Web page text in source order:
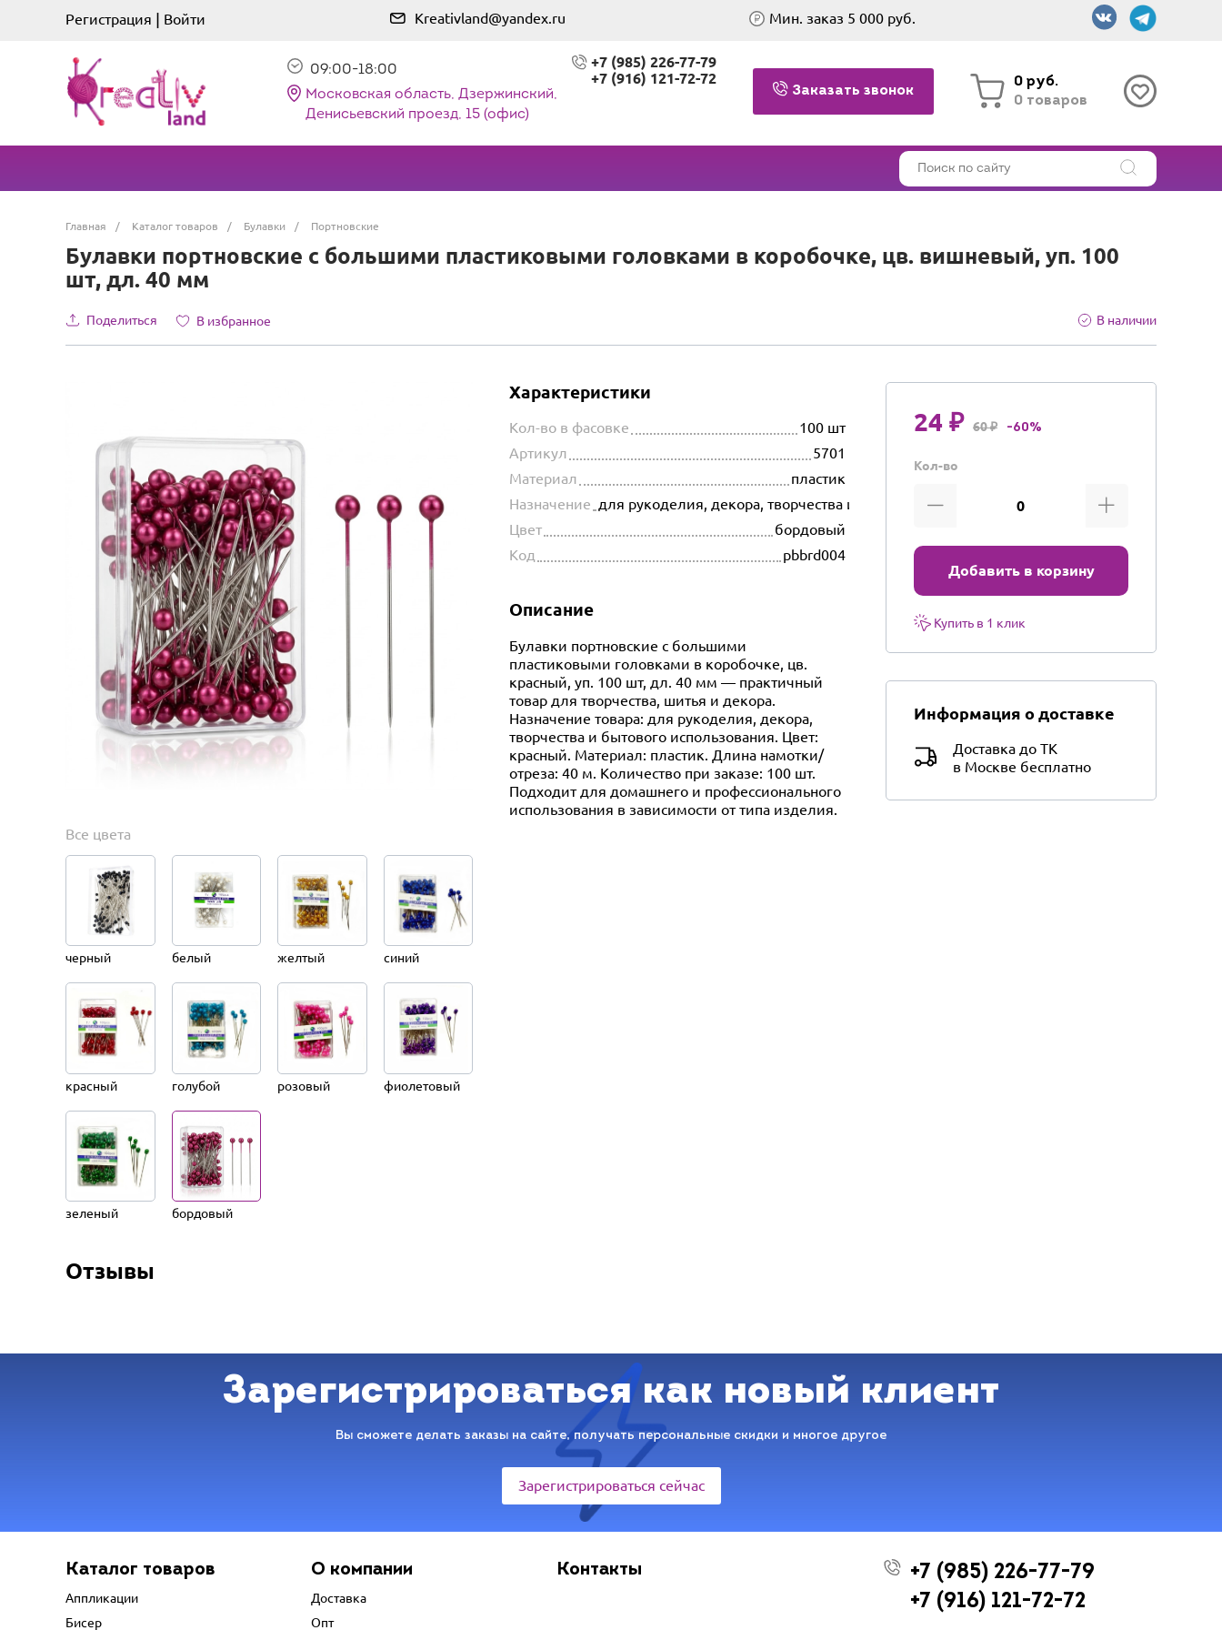
Регистрация | Войти Kreativland@yandex.ru Мин. заказ 5 000 руб.
09:00-18:00
Московская область, Дзержинский,
Денисьевский проезд, 15 (офис)
+7 (985) 226-77-79
+7 (916) 121-72-72
Заказать звонок
0 руб.
0 товаров
Главная / Каталог товаров / Булавки / Портновские
Булавки портновские с большими пластиковыми головками в коробочке, цв. вишневый, уп. 100
шт, дл. 40 мм
Поделиться В избранное В наличии
Все цвета
черный белый желтый синий
красный голубой розовый фиолетовый
зеленый бордовый
Характеристики
Кол-во в фасовке
100 шт
Артикул
5701
Материал
пластик
Назначение для рукоделия, декора, творчества и бытового использования
Цвет
бордовый
Код
pbbrd004
Описание
Булавки портновские с большими
пластиковыми головками в коробочке, цв.
красный, уп. 100 шт, дл. 40 мм — практичный
товар для творчества, шитья и декора.
Назначение товара: для рукоделия, декора,
творчества и бытового использования. Цвет:
красный. Материал: пластик. Длина намотки/
отреза: 40 м. Количество при заказе: 100 шт.
Подходит для домашнего и профессионального
использования в зависимости от типа изделия.
24 ₽ 60 ₽ -60%
Кол-во
Добавить в корзину
Купить в 1 клик
Информация о доставке
Доставка до ТК
в Москве бесплатно
Отзывы
Зарегистрироваться как новый клиент
Вы сможете делать заказы на сайте, получать персональные скидки и многое другое
Зарегистрироваться сейчас
Каталог товаров
Аппликации
Бисер
О компании
Доставка
Опт
Контакты
+7 (985) 226-77-79
+7 (916) 121-72-72